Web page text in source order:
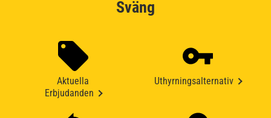
Sväng
Aktuella
Erbjudanden
Uthyrningsalternativ